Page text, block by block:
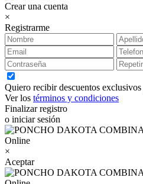
Crear una cuenta
×
Registrarme
Quiero recibir descuentos
Ver los términos y condiciones
Finalizar registro
o iniciar sesión
×
Aceptar